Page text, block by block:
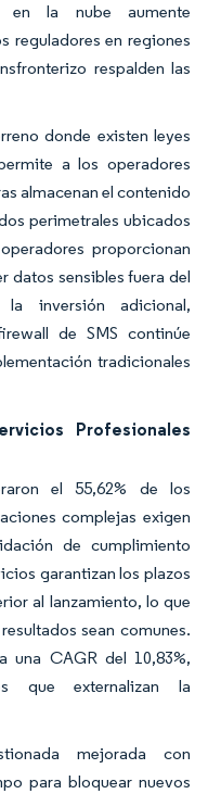
en la nube aumente
reguladores en regiones
respalden las
donde existen leyes
a los operadores
almacenan el contenido
perimetrales ubicados
proporcionan
datos sensibles fuera del
inversión adicional,
de SMS continúe
tradicionales
Profesionales
el 55,62% de los
complejas exigen
de cumplimiento
garantizan los plazos
al lanzamiento, lo que
sean comunes.
una CAGR del 10,83%,
que externalizan la
mejorada con
para bloquear nuevos